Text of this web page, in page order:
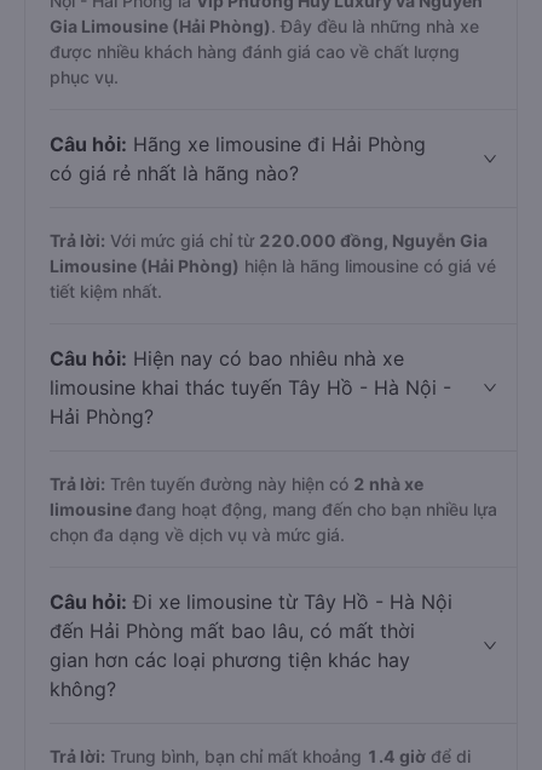
Gia Limousine (Hải Phòng). Đây đều là những nhà xe
được nhiều khách hàng đánh giá cao về chất lượng
phục vụ.
Câu hỏi: Hãng xe limousine đi Hải Phòng
có giá rẻ nhất là hãng nào?
Trả lời: Với mức giá chỉ từ 220.000 đồng, Nguyễn Gia
Limousine (Hải Phòng) hiện là hãng limousine có giá vé
tiết kiệm nhất.
Câu hỏi: Hiện nay có bao nhiêu nhà xe
limousine khai thác tuyến Tây Hồ - Hà Nội -
Hải Phòng?
Trả lời: Trên tuyến đường này hiện có 2 nhà xe
limousine đang hoạt động, mang đến cho bạn nhiều lựa
chọn đa dạng về dịch vụ và mức giá.
Câu hỏi: Đi xe limousine từ Tây Hồ - Hà Nội
đến Hải Phòng mất bao lâu, có mất thời
gian hơn các loại phương tiện khác hay
không?
Trả lời: Trung bình, bạn chỉ mất khoảng 1.4 giờ để di